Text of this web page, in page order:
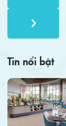
Tin nổi bật